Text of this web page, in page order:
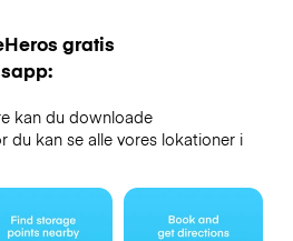
gratis
kan du downloade
du kan se alle vores lokationer i